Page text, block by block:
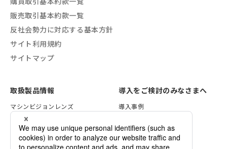
販売取引基本約款一覧
反社会勢力に対応する基本方針
サイト利用規約
サイトマップ
取扱製品情報
マシンビジョンレンズ
VSTライティング
画像処理ソリューション
セキュリティレンズ
導入をご検討のみなさまへ
導入事例
照明の選定方法
検証サービスのご案内